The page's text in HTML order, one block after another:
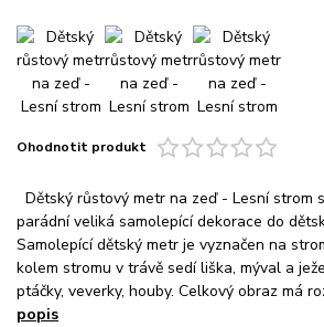
Ohodnotit produkt
Dětský růstový metr na zeď - Lesní strom
parádní veliká samolepící dekorace do
Samolepící dětský metr je vyznačen na
kolem stromu v trávě sedí liška, mýval a
ptáčky, veverky, houby. Celkový obraz má
popis